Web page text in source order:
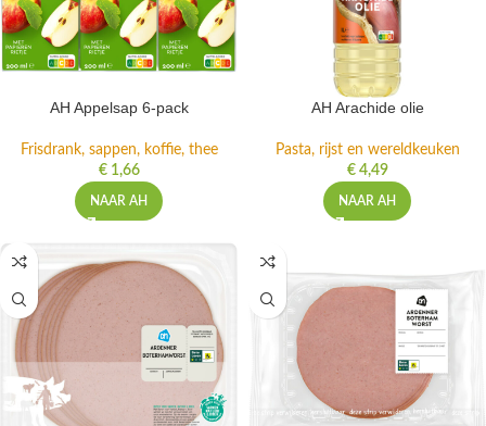
AH Appelsap 6-pack
Frisdrank, sappen, koffie, thee
€1,66
NAAR AH
AH Arachide olie
Pasta, rijst en wereldkeuken
€4,49
NAAR AH